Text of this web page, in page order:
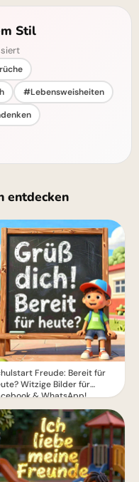
Stil
#Lebensweisheiten
entdecken
Freude: Bereit für
Witzige Bilder für
& WhatsApp!